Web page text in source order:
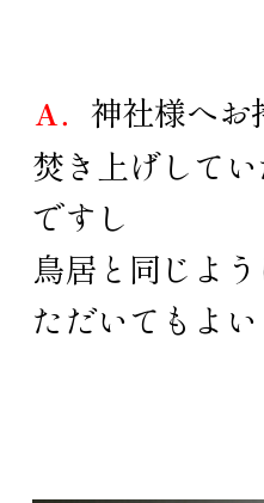
Ａ． 神社様へお
焚き上げして
ですし
鳥居と同じよ
ただいてもよい